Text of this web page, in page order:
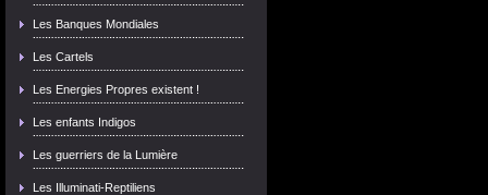
Les Banques Mondiales
Les Cartels
Les Energies Propres existent !
Les enfants Indigos
Les guerriers de la Lumière
Les Illuminati-Reptiliens